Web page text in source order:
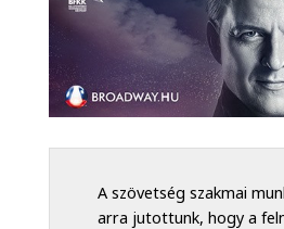
A szövetség szakmai
arra jutottunk, hogy a